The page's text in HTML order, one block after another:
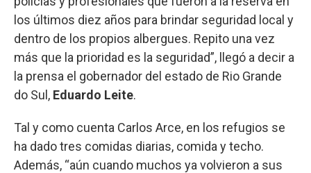
los últimos diez años para brindar seguridad local y
dentro de los propios albergues. Repito una vez
más que la prioridad es la seguridad”, llegó a decir a
la prensa el gobernador del estado de Rio Grande
do Sul, Eduardo Leite.
Tal y como cuenta Carlos Arce, en los refugios se
ha dado tres comidas diarias, comida y techo.
Además, “aún cuando muchos ya volvieron a sus